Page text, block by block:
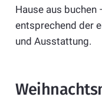
Hause aus buchen
entsprechend der
und Ausstattung.